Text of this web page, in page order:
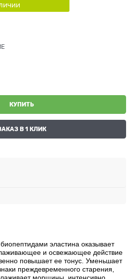
КУПИТЬ
В 1 КЛИК
эластина оказывает
и освежающее действие
повышает ее тонус. Уменьшает
преждевременного старения,